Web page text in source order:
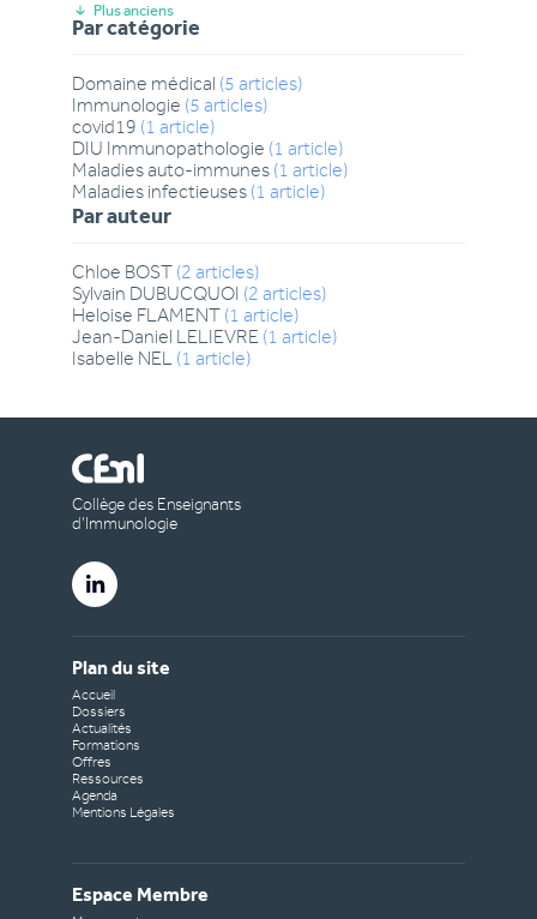
Plus anciens
Par catégorie
Domaine médical (5 articles)
Immunologie (5 articles)
covid19 (1 article)
DIU Immunopathologie (1 article)
Maladies auto-immunes (1 article)
Maladies infectieuses (1 article)
Par auteur
Chloe BOST (2 articles)
Sylvain DUBUCQUOI (2 articles)
Heloise FLAMENT (1 article)
Jean-Daniel LELIEVRE (1 article)
Isabelle NEL (1 article)
Collège des Enseignants
d’Immunologie
Plan du site
Accueil
Dossiers
Actualités
Formations
Offres
Ressources
Agenda
Mentions Légales
Espace Membre